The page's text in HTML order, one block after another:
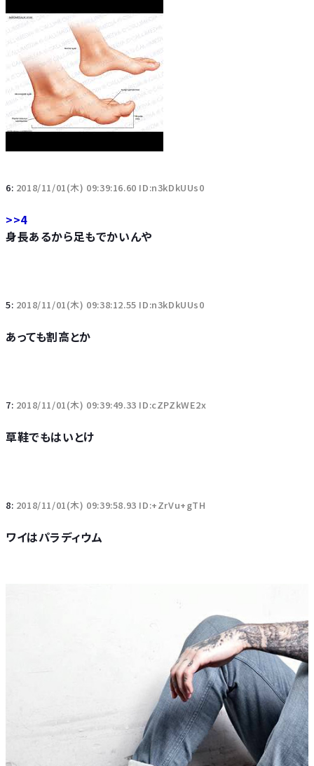
6: 2018/11/01(木) 09:39:16.60 ID:n3kDkUUs0
>>4
身長あるから足もでかいんや
5: 2018/11/01(木) 09:38:12.55 ID:n3kDkUUs0
あっても割高とか
7: 2018/11/01(木) 09:39:49.33 ID:cZPZkWE2x
草鞋でもはいとけ
8: 2018/11/01(木) 09:39:58.93 ID:+ZrVu+gTH
ワイはパラディウム